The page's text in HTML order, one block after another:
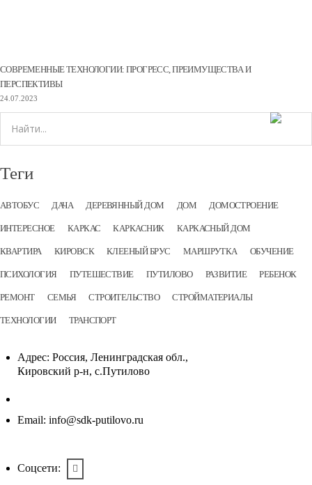
СОВРЕМЕННЫЕ ТЕХНОЛОГИИ: ПРОГРЕСС, ПРЕИМУЩЕСТВА И
ПЕРСПЕКТИВЫ
24.07.2023
Теги
АВТОБУС ДАЧА ДЕРЕВЯННЫЙ ДОМ ДОМ ДОМОСТРОЕНИЕ
ИНТЕРЕСНОЕ КАРКАС КАРКАСНИК КАРКАСНЫЙ ДОМ
КВАРТИРА КИРОВСК КЛЕЕНЫЙ БРУС МАРШРУТКА ОБУЧЕНИЕ
ПСИХОЛОГИЯ ПУТЕШЕСТВИЕ ПУТИЛОВО РАЗВИТИЕ РЕБЕНОК
РЕМОНТ СЕМЬЯ СТРОИТЕЛЬСТВО СТРОЙМАТЕРИАЛЫ
ТЕХНОЛОГИИ ТРАНСПОРТ
Адрес: Россия, Ленинградская обл.,
Кировский р-н, с.Путилово
Email: info@sdk-putilovo.ru
Соцсети: